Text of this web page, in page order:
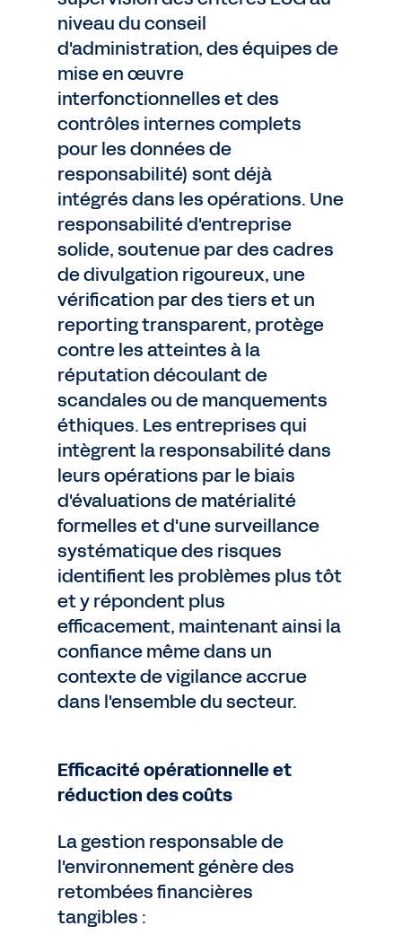
niveau du conseil
d'administration, des équipes de
mise en œuvre
interfonctionnelles et des
contrôles internes complets
pour les données de
responsabilité) sont déjà
intégrés dans les opérations. Une
responsabilité d'entreprise
solide, soutenue par des cadres
de divulgation rigoureux, une
vérification par des tiers et un
reporting transparent, protège
contre les atteintes à la
réputation découlant de
scandales ou de manquements
éthiques. Les entreprises qui
intègrent la responsabilité dans
leurs opérations par le biais
d'évaluations de matérialité
formelles et d'une surveillance
systématique des risques
identifient les problèmes plus tôt
et y répondent plus
efficacement, maintenant ainsi la
confiance même dans un
contexte de vigilance accrue
dans l'ensemble du secteur.
Efficacité opérationnelle et
réduction des coûts
La gestion responsable de
l'environnement génère des
retombées financières
tangibles :